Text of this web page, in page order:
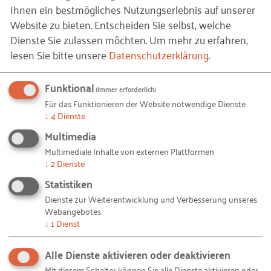
ein, bringen Arbeitskraft und Finanzmittel mit,
schaffen Umsatz und Wachstum und stellen eine
Vielzahl von Arbeitsplätzen bereit. Eine Abnahme in
mittelständisch geprägten Wirtschaft nachhaltigen
Schaden zufügen.
Die demografisch bedingte Alterung der
Gesellschaft birgt allerdings durchaus auch
Chancen: Viele der Babyboomer sind bereit für
einen (beruflichen) Neustart, ihr Anteil an den IHK-
Beratungszahlen steigt. In dieser Lebensphase,
zwischen etwa 45 und 60 Jahren, ist man erfahrener
und selbstsicherer, im besten Fall finanziell
abgesichert, die Kinder sind meist aus dem Haus.
Die Realisierung von Ideen und Träumen, die
Ihnen ein bestmögliches Nutzungserlebnis auf unserer
Website zu bieten. Entscheiden Sie selbst, welche
Dienste Sie zulassen möchten.Um mehr zu erfahren,
lesen Sie bitte unsereDatenschutzerklärung.
Funktional(immer erforderlich)
Für das Funktionieren der Website notwendige Dienste
↓ 4Dienste
Multimedia
Multimediale Inhalte von externen Plattformen
↓ 2Dienste
Statistiken
Dienste zur Weiterentwicklung und Verbesserung unseres
Webangebotes
↓ 1 Dienst
Alle Dienste aktivieren oder deaktivieren